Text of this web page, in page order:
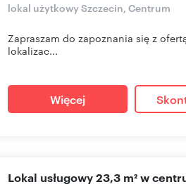
lokal użytkowy Szczecin, Centrum
Zapraszam do zapoznania się z
lokalizac...
Więcej
Lokal usługowy 23,3 m² w